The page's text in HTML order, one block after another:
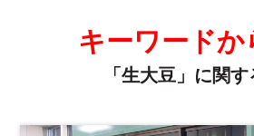
キーワードか
「生大豆」に関